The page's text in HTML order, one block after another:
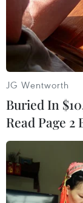
COVID-19:
7.000 ca
25/05/2021 09:29
JG Wentworth
Buried In
Read Page 2